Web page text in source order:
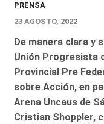
PRENSA
23 AGOSTO, 2022
De manera clara y
Unión Progresista
Provincial Pre
sobre Acción, en
Arena Uncaus de
Cristian Shoppler,